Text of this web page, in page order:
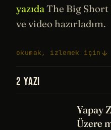
yazıdaThe Big Short
ve video hazırladım.
okumak, izlemek için
2 YAZI
Yapay
Üzere